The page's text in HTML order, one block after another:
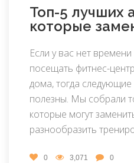
Топ-5 лучших
которые
Если у вас нет
посещать фитнес-
дома, тогда
полезны. Мы собрали
которые могут
разнообразить
0 3,071 0